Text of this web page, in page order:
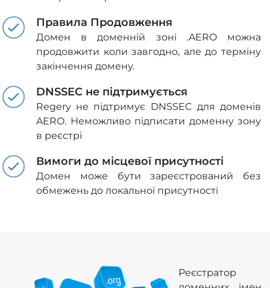
Правила Продовження
Домен в доменній зоні .AERO можна
продовжити коли завгодно, але до терміну
закінчення домену.
DNSSEC не підтримується
Regery не підтримує DNSSEC для доменів
AERO. Неможливо підписати доменну зону
в реєстрі
Вимоги до місцевої присутності
Домен може бути зареєстрований без
обмежень до локальної присутності
Реєстратор